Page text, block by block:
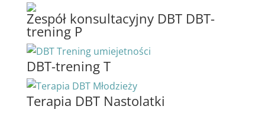
Zespół konsultacyjny DBT DBT-
trening P
DBT-trening T
Terapia DBT Nastolatki